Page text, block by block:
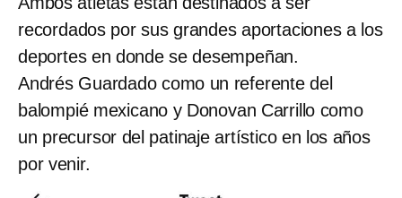
recordados por sus grandes aportaciones a los
deportes en donde se desempeñan.
Andrés Guardado como un referente del
balompié mexicano y Donovan Carrillo como
un precursor del patinaje artístico en los años
por venir.